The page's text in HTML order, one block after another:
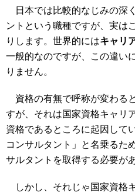
日本では比較的なじみの深
ントという職種ですが、実は
りします。世界的にはキャリ
一般的なのですが、この違い
りません。
資格の有無で呼称が変わる
すが、それは国家資格キャリ
資格であるところに起因して
コンサルタント」と名乗るた
サルタントを取得する必要が
しかし、それじゃ国家資格